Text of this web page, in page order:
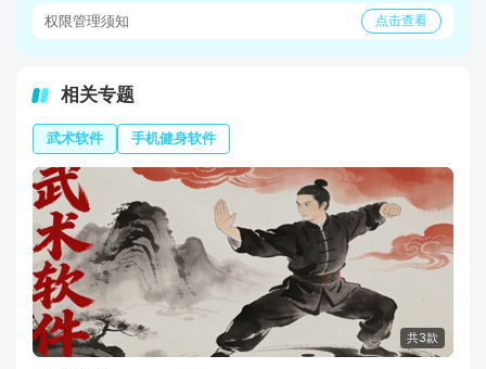
权限管理须知 点击查看
相关专题
武术软件 手机健身软件
共3款